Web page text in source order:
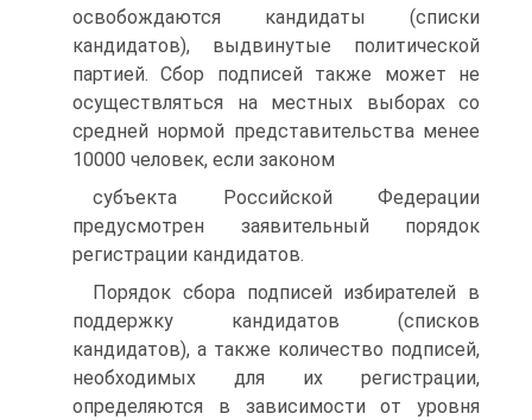
освобождаются кандидаты (списки
кандидатов), выдвинутые политической
партией. Сбор подписей также может не
осуществляться на местных выборах со
средней нормой представительства менее
10000 человек, если законом
субъекта Российской Федерации
предусмотрен заявительный порядок
регистрации кандидатов.
Порядок сбора подписей избирателей в
поддержку кандидатов (списков
кандидатов), а также количество подписей,
необходимых для их регистрации,
определяются в зависимости от уровня